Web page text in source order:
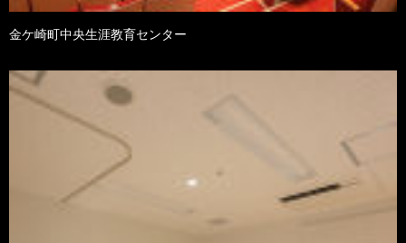
金ケ崎町中央生涯教育センター